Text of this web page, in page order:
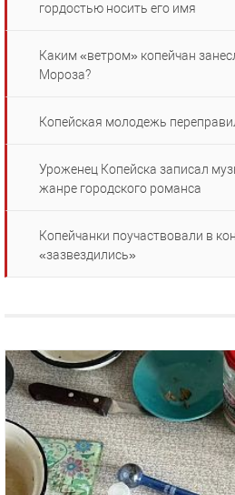
гордостью носить его имя
Каким «ветром» копейчан
Мороза?
Копейская молодежь
Уроженец Копейска записал
жанре городского романса
Копейчанки поучаствовали в
«зазвездились»